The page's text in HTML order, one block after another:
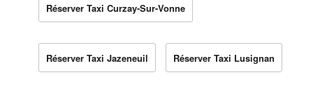
Réserver Taxi Curzay-Sur-Vonne
Réserver Taxi Jazeneuil Réserver Taxi Lusignan